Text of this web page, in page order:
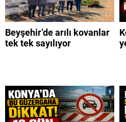
Beyşehir’de arılı kovanlar
tek tek sayılıyor